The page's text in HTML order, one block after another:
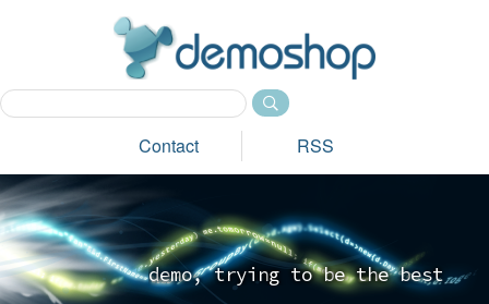
Contact RSS
demo, tryi ng to be the best_